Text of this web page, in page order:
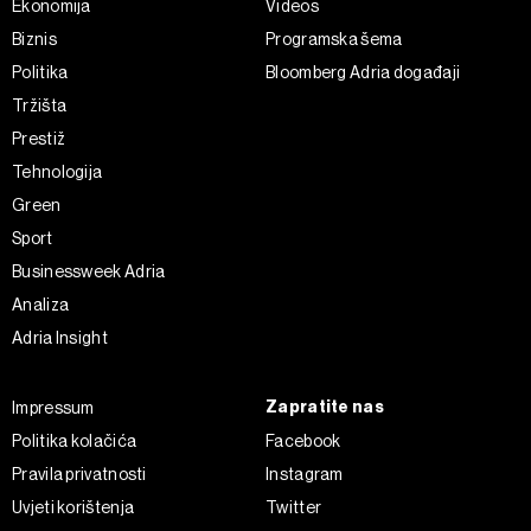
Ekonomija
Biznis
Politika
Tržišta
Prestiž
Tehnologija
Green
Sport
Businessweek Adria
Analiza
Adria Insight
Videos
Programska šema
Bloomberg Adria događaji
Impressum
Politika kolačića
Pravila privatnosti
Uvjeti korištenja
Zapratite nas
Facebook
Instagram
Twitter